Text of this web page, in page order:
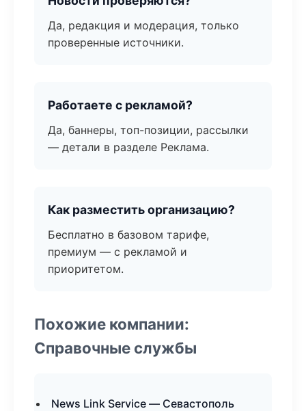
Да, редакция и модерация, только
проверенные источники.
Работаете с рекламой?
Да, баннеры, топ-позиции, рассылки
— детали в разделе Реклама.
Как разместить организацию?
Бесплатно в базовом тарифе,
премиум — с рекламой и
приоритетом.
Похожие компании:
Справочные службы
News Link Service — Севастополь